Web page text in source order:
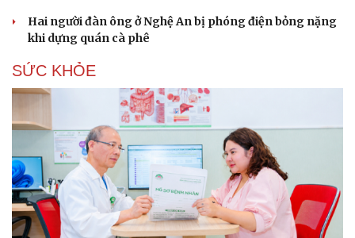
Du lịch
Tư vấn
Săn Tour
check-in
Cửa sổ tình yêu
Kể chuyện cho bé
Hạt giống tâm hồn
Hai người đàn ông ở Nghệ An bị phóng điện bỏng nặng
khi dựng quán cà phê
SỨC KHỎE